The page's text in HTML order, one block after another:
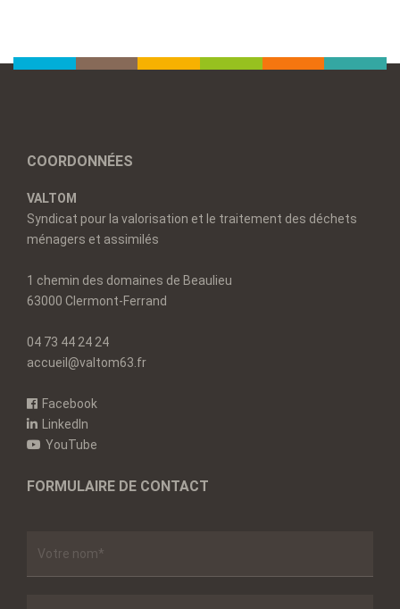
COORDONNÉES
VALTOM
Syndicat pour la valorisation et le traitement des déchets
ménagers et assimilés
1 chemin des domaines de Beaulieu
63000 Clermont-Ferrand
04 73 44 24 24
accueil@valtom63.fr
Facebook
LinkedIn
YouTube
FORMULAIRE DE CONTACT